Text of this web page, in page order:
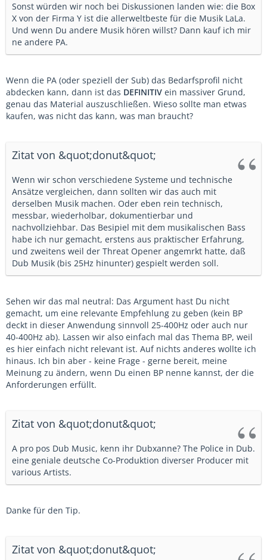
Sonst würden wir noch bei Diskussionen landen wie: die Box
X von der Firma Y ist die allerweltbeste für die Musik LaLa.
Und wenn Du andere Musik hören willst? Dann kauf ich mir
ne andere PA.
Wenn die PA (oder speziell der Sub) das Bedarfsprofil nicht
abdecken kann, dann ist das DEFINITIV ein massiver Grund,
genau das Material auszuschließen. Wieso sollte man etwas
kaufen, was nicht das kann, was man braucht?
Zitat von &quot;donut&quot;
Wenn wir schon verschiedene Systeme und technische
Ansätze vergleichen, dann sollten wir das auch mit
derselben Musik machen. Oder eben rein technisch,
messbar, wiederholbar, dokumentierbar und
nachvollziehbar. Das Besipiel mit dem musikalischen Bass
habe ich nur gemacht, erstens aus praktischer Erfahrung,
und zweitens weil der Threat Opener angemrkt hatte, daß
Dub Musik (bis 25Hz hinunter) gespielt werden soll.
Sehen wir das mal neutral: Das Argument hast Du nicht
gemacht, um eine relevante Empfehlung zu geben (kein BP
deckt in dieser Anwendung sinnvoll 25-400Hz oder auch nur
40-400Hz ab). Lassen wir also einfach mal das Thema BP, weil
es hier einfach nicht relevant ist. Auf nichts anderes wollte ich
hinaus. Ich bin aber - keine Frage - gerne bereit, meine
Meinung zu ändern, wenn Du einen BP nenne kannst, der die
Anforderungen erfüllt.
Zitat von &quot;donut&quot;
A pro pos Dub Music, kenn ihr Dubxanne? The Police in Dub.
eine geniale deutsche Co-Produktion diverser Producer mit
various Artists.
Danke für den Tip.
Zitat von &quot;donut&quot;